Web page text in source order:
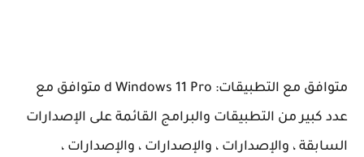
متوافق مع التطبيقات: d Windows 11 Pro متوافق مع
عدد كبير من التطبيقات والبرامج القائمة على الإصدارات
السابقة ، والإصدارات ، والإصدارات ، والإصدارات ،